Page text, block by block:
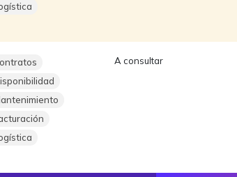
A consultar